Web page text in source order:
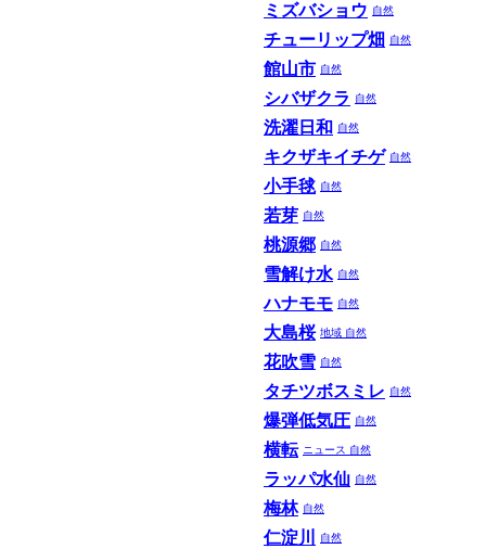
ミズバショウ 自然
チューリップ畑 自然
館山市 自然
シバザクラ 自然
洗濯日和 自然
キクザキイチゲ 自然
小手毬 自然
若芽 自然
桃源郷 自然
雪解け水 自然
ハナモモ 自然
大島桜 地域 自然
花吹雪 自然
タチツボスミレ 自然
爆弾低気圧 自然
横転 ニュース 自然
ラッパ水仙 自然
梅林 自然
仁淀川 自然